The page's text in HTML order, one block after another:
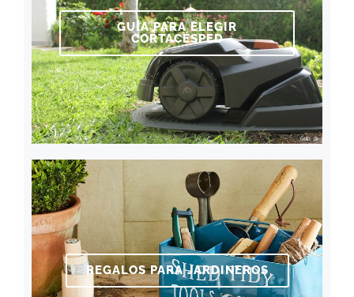
GUÍA PARA ELEGIR
CORTACÉSPED
REGALOS PARA JARDINEROS